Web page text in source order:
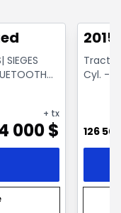
SIEGES
+ tx
000$
Cyl. -
126